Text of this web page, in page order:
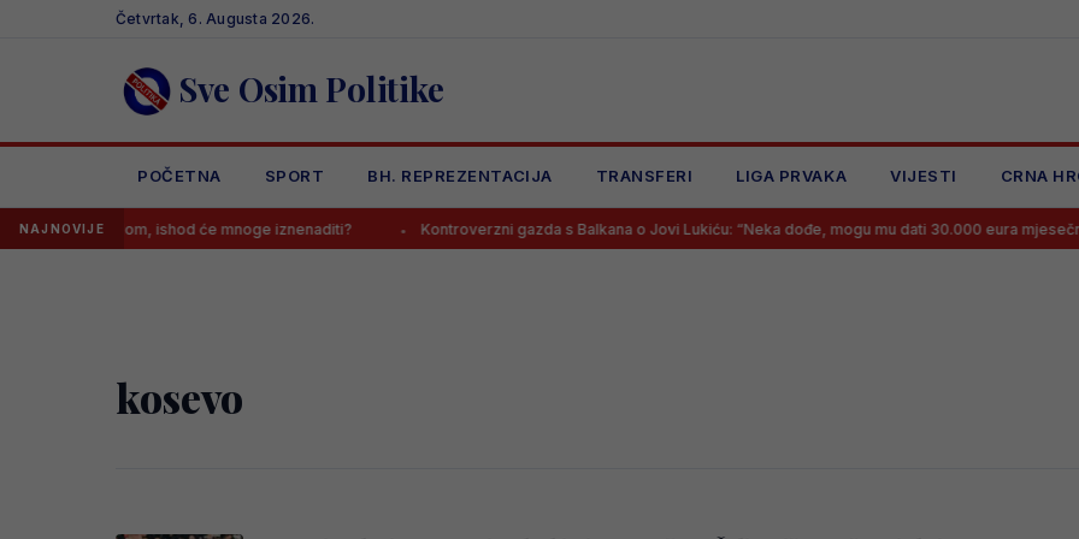
Četvrtak, 6. Augusta 2026.
Sve Osim Politike
POČETNA SPORT BH. REPREZENTACIJA TRANSFERI LIGA PRVAKA VIJESTI CRNA
NAJNOVIJE
s Realom, ishod će mnoge iznenaditi? Kontroverzni gazda s Balkana o Jovi Lukiću: “Neka dođe, mogu mu dati 30.000 eura mjesečno,
kosevo